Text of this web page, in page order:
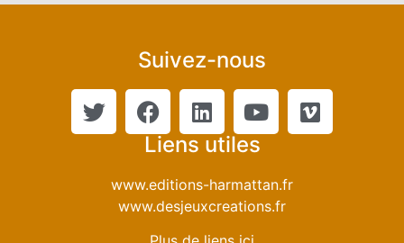
Suivez-nous
Liens utiles
www.editions-harmattan.fr
www.desjeuxcreations.fr